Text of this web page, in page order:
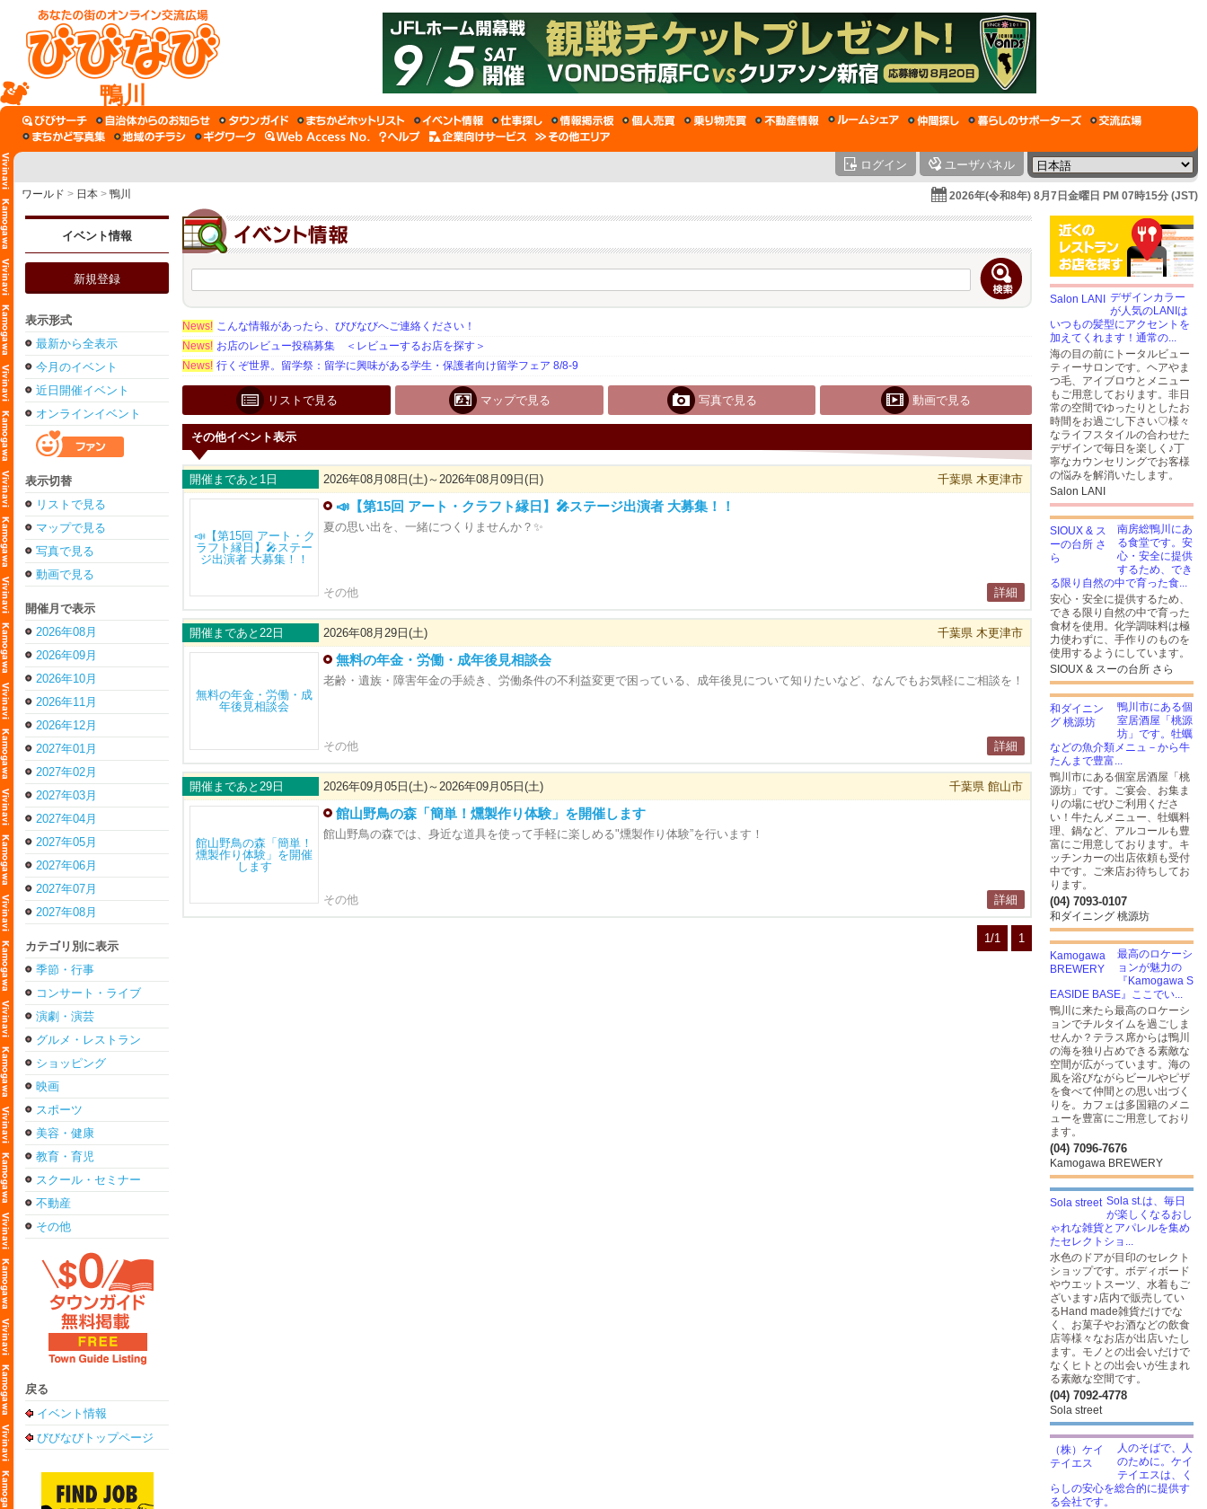
鴨川
ログイン ユーザパネル
ワールド > 日本 > 鴨川 2026年(令和8年) 8月7日金曜日 PM 07時15分 (JST)
イベント情報
新規登録
表示形式
最新から全表示
今月のイベント
近日開催イベント
オンラインイベント
表示切替
リストで見る
マップで見る
写真で見る
動画で見る
開催月で表示
2026年08月
2026年09月
2026年10月
2026年11月
2026年12月
2027年01月
2027年02月
2027年03月
2027年04月
2027年05月
2027年06月
2027年07月
2027年08月
カテゴリ別に表示
季節・行事
コンサート・ライブ
演劇・演芸
グルメ・レストラン
ショッピング
映画
スポーツ
美容・健康
教育・育児
スクール・セミナー
不動産
その他
戻る
イベント情報
びびなびトップページ
News! こんな情報があったら、びびなびへご連絡ください！
News! お店のレビュー投稿募集 ＜レビューするお店を探す＞
News! 行くぞ世界。留学祭：留学に興味がある学生・保護者向け留学フェア 8/8-9
リストで見る マップで見る 写真で見る 動画で見る
その他イベント表示
開催まであと1日 2026年08月08日(土)～2026年08月09日(日) 千葉県 木更津市
📣【第15回 アート・クラフト縁日】🎤ステージ出演者 大募集！！
夏の思い出を、一緒につくりませんか？✨
その他 詳細
開催まであと22日 2026年08月29日(土) 千葉県 木更津市
無料の年金・労働・成年後見相談会
老齢・遺族・障害年金の手続き、労働条件の不利益変更で困っている、成年後見について知りたいなど、なんでもお気軽にご相談を！
その他 詳細
開催まであと29日 2026年09月05日(土)～2026年09月05日(土) 千葉県 館山市
館山野鳥の森「簡単！燻製作り体験」を開催します
館山野鳥の森では、身近な道具を使って手軽に楽しめる"燻製作り体験”を行います！
その他 詳細
1/1 1
デザインカラー
が人気のLANIは
いつもの髪型にアクセントを
加えてくれます！通常の...
海の目の前にトータルビュー
ティーサロンです。ヘアやま
つ毛、アイブロウとメニュー
もご用意しております。非日
常の空間でゆったりとしたお
時間をお過ごし下さい♡様々
なライフスタイルの合わせた
デザインで毎日を楽しく♪丁
寧なカウンセリングでお客様
の悩みを解消いたします。
Salon LANI
南房総鴨川にあ
る食堂です。安
心・安全に提供
するため、でき
る限り自然の中で育った食...
安心・安全に提供するため、
できる限り自然の中で育った
食材を使用。化学調味料は極
力使わずに、手作りのものを
使用するようにしています。
SIOUX & スーの台所 さら
鴨川市にある個
室居酒屋「桃源
坊」です。牡蠣
などの魚介類メニュ－から牛
たんまで豊富...
鴨川市にある個室居酒屋「桃
源坊」です。ご宴会、お集ま
りの場にぜひご利用くださ
い！牛たんメニュー、牡蠣料
理、鍋など、アルコールも豊
富にご用意しております。キ
ッチンカーの出店依頼も受付
中です。ご来店お待ちしてお
ります。
(04) 7093-0107
和ダイニング 桃源坊
最高のロケーシ
ョンが魅力の
『Kamogawa S
EASIDE BASE』ここでい...
鴨川に来たら最高のロケーシ
ョンでチルタイムを過ごしま
せんか？テラス席からは鴨川
の海を独り占めできる素敵な
空間が広がっています。海の
風を浴びながらビールやピザ
を食べて仲間との思い出づく
りを。カフェは多国籍のメニ
ューを豊富にご用意しており
ます。
(04) 7096-7676
Kamogawa BREWERY
Sola st.は、毎日
が楽しくなるおし
ゃれな雑貨とアパレルを集め
たセレクトショ...
水色のドアが目印のセレクト
ショップです。ボディボード
やウエットスーツ、水着もご
ざいます♪店内で販売してい
るHand made雑貨だけでな
く、お菓子やお酒などの飲食
店等様々なお店が出店いたし
ます。モノとの出会いだけで
なくヒトとの出会いが生まれ
る素敵な空間です。
(04) 7092-4778
Sola street
人のそばで、人
のために。ケイ
テイエスは、く
らしの安心を総合的に提供す
る会社です。